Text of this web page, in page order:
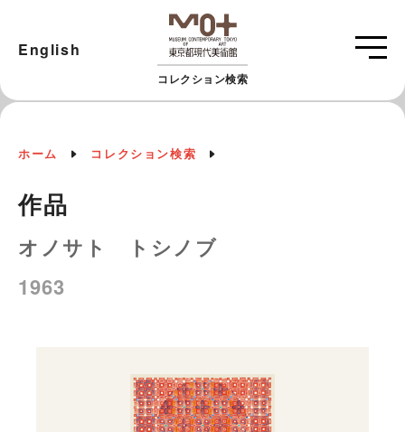
コレクション検索
English
ホーム コレクション検索
作品
オノサト トシノブ
1963